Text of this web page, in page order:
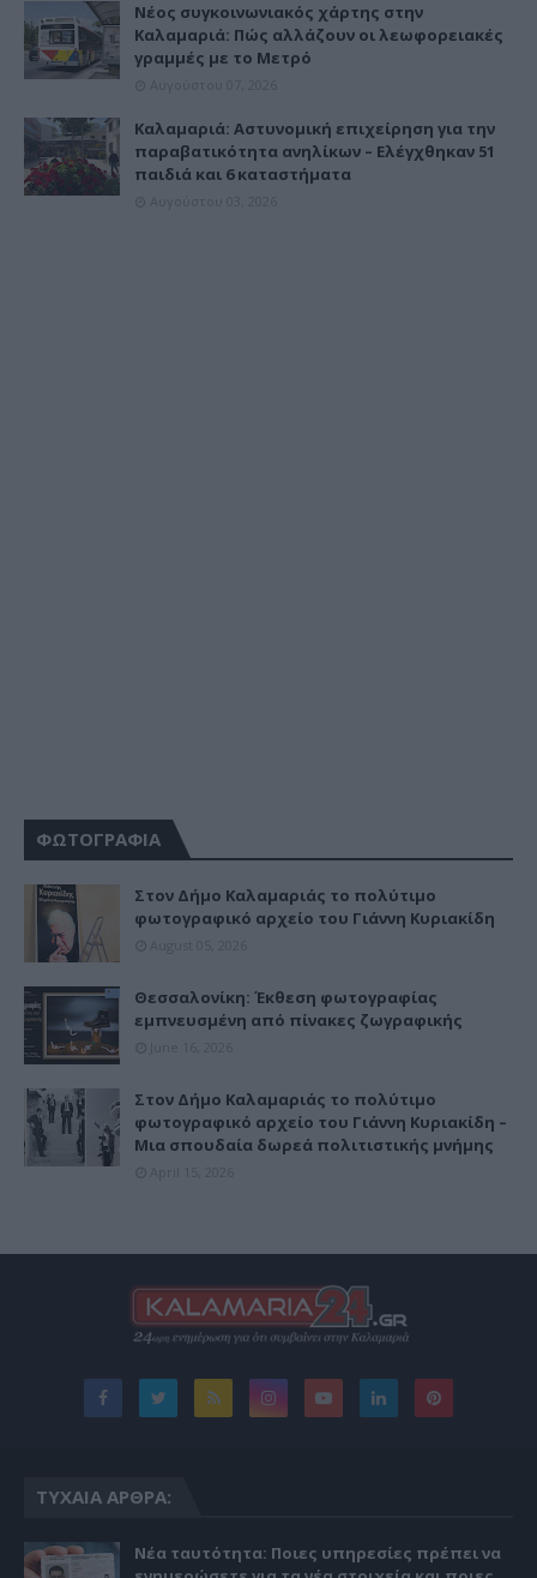
Νέος συγκοινωνιακός χάρτης στην
Καλαμαριά: Πώς αλλάζουν οι λεωφορειακές
γραμμές με το Μετρό
Καλαμαριά: Αστυνομική επιχείρηση για την
παραβατικότητα ανηλίκων – Ελέγχθηκαν 51
παιδιά και 6 καταστήματα
ΦΩΤΟΓΡΑΦΙΑ
Στον Δήμο Καλαμαριάς το πολύτιμο
φωτογραφικό αρχείο του Γιάννη Κυριακίδη
Θεσσαλονίκη: Έκθεση φωτογραφίας
εμπνευσμένη από πίνακες ζωγραφικής
Στον Δήμο Καλαμαριάς το πολύτιμο
φωτογραφικό αρχείο του Γιάννη Κυριακίδη –
Μια σπουδαία δωρεά πολιτιστικής μνήμης
ΤΥΧΑΊΑ ΆΡΘΡΑ:
Νέα ταυτότητα: Ποιες υπηρεσίες πρέπει να